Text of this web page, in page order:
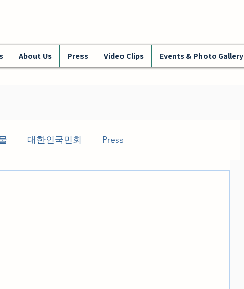
About Us Press Video Clips Events & Photo Gallery
대한인국민회 Press